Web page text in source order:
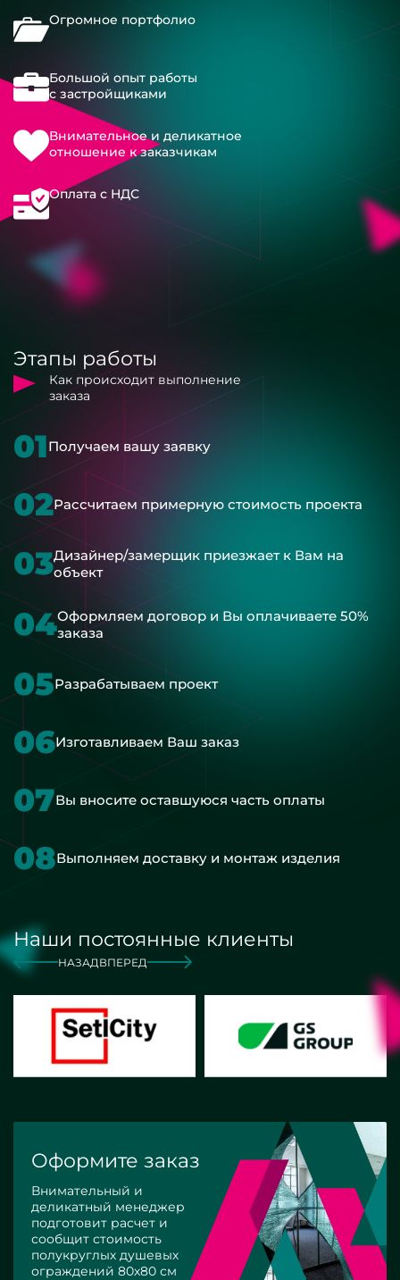
Огромное портфолио
Большой опыт работы
с застройщиками
Внимательное и деликатное
отношение к заказчикам
Оплата с НДС
Этапы работы
Как происходит выполнение
заказа
01Получаем вашу заявку
02Рассчитаем примерную стоимость проекта
03Дизайнер/замерщик приезжает к Вам на
объект
04Оформляем договор и Вы оплачиваете 50%
заказа
05Разрабатываем проект
06Изготавливаем Ваш заказ
07Вы вносите оставшуюся часть оплаты
08Выполняем доставку и монтаж изделия
Наши постоянные клиенты
НАЗАД ВПЕРЕД
Оформите заказ
Внимательный и
деликатный менеджер
подготовит расчет и
сообщит стоимость
полукруглых душевых
ограждений 80х80 см